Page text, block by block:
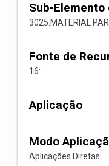
Sub-Elemento
3025:MATERIAL
Fonte de
16:
Aplicação
Modo
Aplicações Diretas